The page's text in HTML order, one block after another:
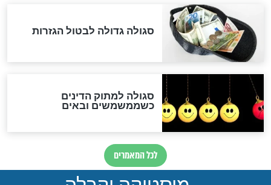
האם אפשר לחשב את הקץ?
מה יהיה בימות המשיח?